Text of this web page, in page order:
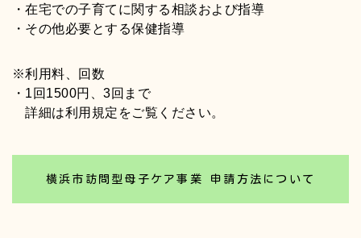
・在宅での子育てに関する相談および指導
・その他必要とする保健指導
※利用料、回数
・1回1500円、3回まで
詳細は利用規定をご覧ください。
横浜市訪問型母子ケア事業 申請方法について